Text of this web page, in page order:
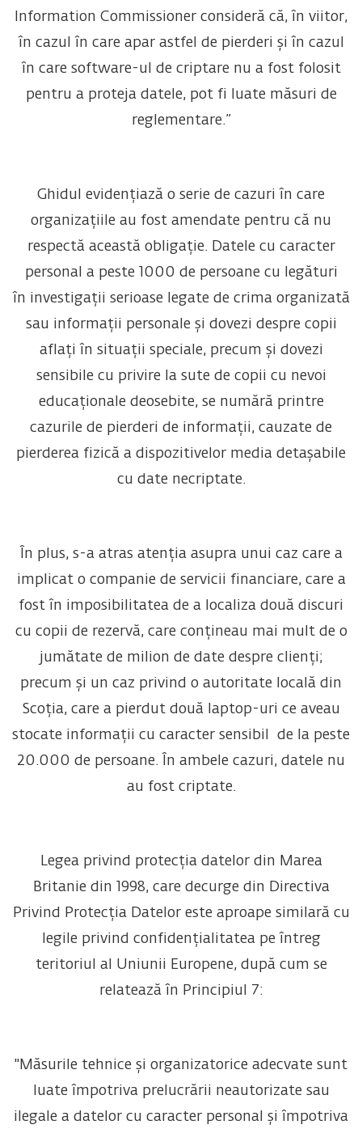
Information Commissioner consideră că, în viitor,
în cazul în care apar astfel de pierderi și în cazul
în care software-ul de criptare nu a fost folosit
pentru a proteja datele, pot fi luate măsuri de
reglementare.”
Ghidul evidențiază o serie de cazuri în care
organizațiile au fost amendate pentru că nu
respectă această obligație. Datele cu caracter
personal a peste 1000 de persoane cu legături
în investigații serioase legate de crima organizată
sau informații personale și dovezi despre copii
aflați în situații speciale, precum și dovezi
sensibile cu privire la sute de copii cu nevoi
educaționale deosebite, se numără printre
cazurile de pierderi de informații, cauzate de
pierderea fizică a dispozitivelor media detașabile
cu date necriptate.
În plus, s-a atras atenția asupra unui caz care a
implicat o companie de servicii financiare, care a
fost în imposibilitatea de a localiza două discuri
cu copii de rezervă, care conțineau mai mult de o
jumătate de milion de date despre clienți;
precum și un caz privind o autoritate locală din
Scoția, care a pierdut două laptop-uri ce aveau
stocate informații cu caracter sensibil de la peste
20.000 de persoane. În ambele cazuri, datele nu
au fost criptate.
Legea privind protecția datelor din Marea
Britanie din 1998, care decurge din Directiva
Privind Protecția Datelor este aproape similară cu
legile privind confidențialitatea pe întreg
teritoriul al Uniunii Europene, după cum se
relatează în Principiul 7:
"Măsurile tehnice și organizatorice adecvate sunt
luate împotriva prelucrării neautorizate sau
ilegale a datelor cu caracter personal și împotriva